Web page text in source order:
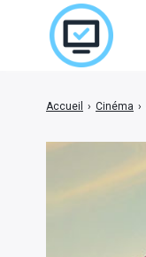
Accueil › Cinéma ›